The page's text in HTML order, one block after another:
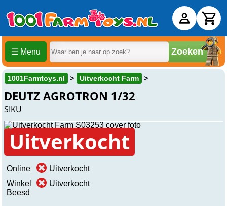
☰ Menu Zoeken
1001Farmtoys.nl Uitverkocht Farm
DEUTZ AGROTRON 1/32
SIKU
Uitverkocht
Online
Uitverkocht
Winkel
Beesd
Uitverkocht